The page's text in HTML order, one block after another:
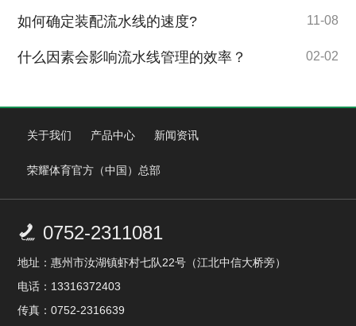
如何确定装配流水线的速度? 11-08
什么因素会影响流水线管理的效率？ 02-02
关于我们 产品中心 新闻资讯
荣耀体育官方（中国）总部
 0752-2311081
地址：惠州市汝湖镇虾村七队22号（江北中信大桥旁）
电话：13316372403
传真：0752-2316639